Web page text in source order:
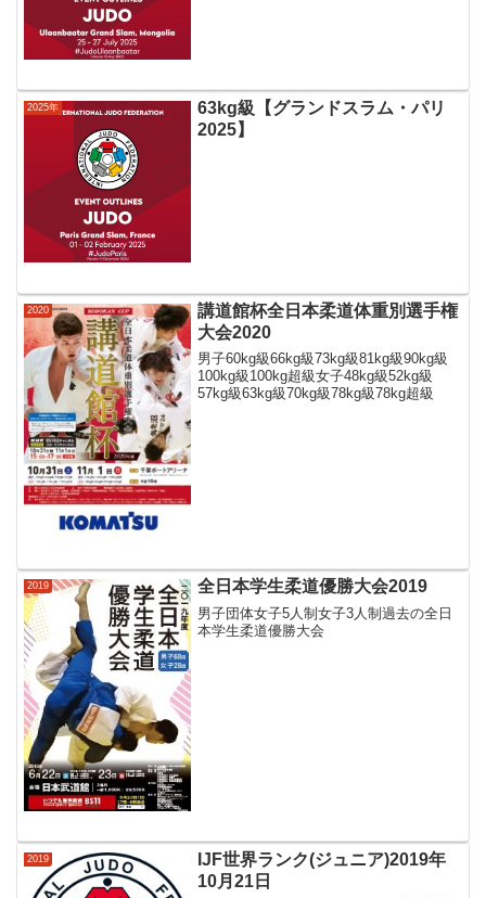
2025年
63kg級【グランドスラム・パリ
2025】
2020
講道館杯全日本柔道体重別選手権
大会2020
男子60kg級66kg級73kg級81kg級90kg級
100kg級100kg超級女子48kg級52kg級
57kg級63kg級70kg級78kg級78kg超級
2019 全日本学生柔道優勝大会2019
男子団体女子5人制女子3人制過去の全日
本学生柔道優勝大会
2019
IJF世界ランク(ジュニア)2019年
10月21日